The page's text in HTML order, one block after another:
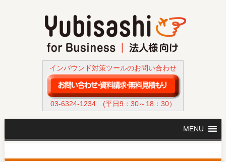
インバウンド対策ツールのお問い合わせ
03-6324-1234(平日9：30～18：30）
MENU